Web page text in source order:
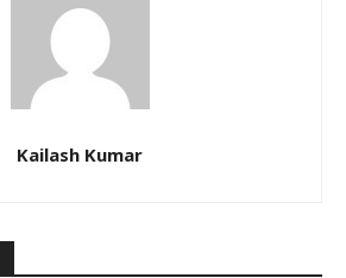
Kailash Kumar